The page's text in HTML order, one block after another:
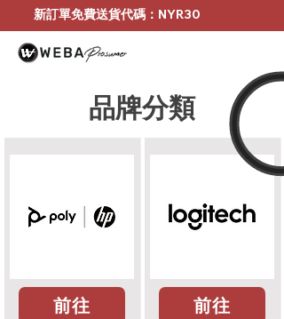
新訂單免費送貨代碼：NYR30
品牌分類
前往 前往